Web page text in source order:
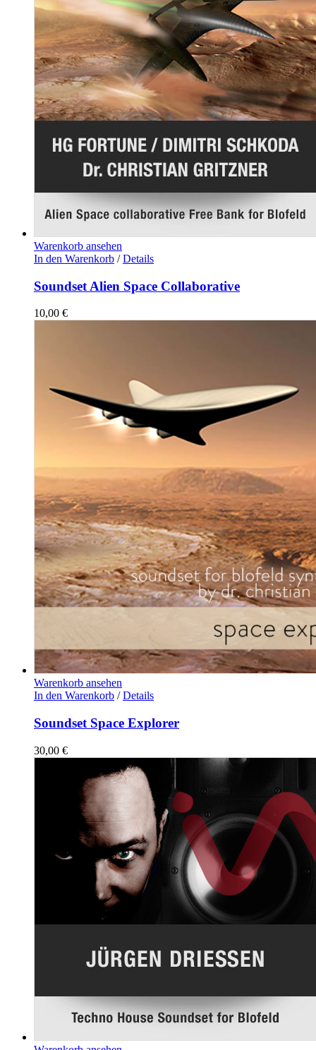
Warenkorb ansehen
In den Warenkorb / Details
Soundset Alien Space Collaborative
10,00 €
Warenkorb ansehen
In den Warenkorb / Details
Soundset Space Explorer
30,00 €